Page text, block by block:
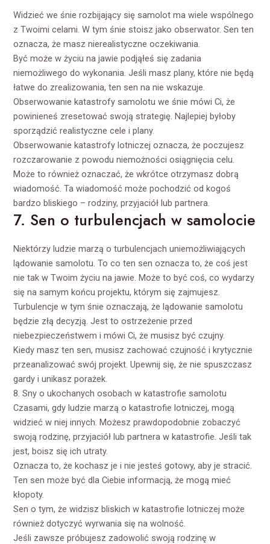
Widzieć we śnie rozbijający się samolot ma wiele wspólnego
z Twoimi celami. W tym śnie stoisz jako obserwator. Sen ten
oznacza, że masz nierealistyczne oczekiwania.
Być może w życiu na jawie podjąłeś się zadania
niemożliwego do wykonania. Jeśli masz plany, które nie będą
łatwe do zrealizowania, ten sen na nie wskazuje.
Obserwowanie katastrofy samolotu we śnie mówi Ci, że
powinieneś zresetować swoją strategię. Najlepiej byłoby
sporządzić realistyczne cele i plany.
Obserwowanie katastrofy lotniczej oznacza, że poczujesz
rozczarowanie z powodu niemożności osiągnięcia celu.
Może to również oznaczać, że wkrótce otrzymasz dobrą
wiadomość. Ta wiadomość może pochodzić od kogoś
bardzo bliskiego – rodziny, przyjaciół lub partnera.
7. Sen o turbulencjach w samolocie
Niektórzy ludzie marzą o turbulencjach uniemożliwiających
lądowanie samolotu. To co ten sen oznacza to, że coś jest
nie tak w Twoim życiu na jawie. Może to być coś, co wydarzy
się na samym końcu projektu, którym się zajmujesz.
Turbulencje w tym śnie oznaczają, że lądowanie samolotu
będzie złą decyzją. Jest to ostrzeżenie przed
niebezpieczeństwem i mówi Ci, że musisz być czujny.
Kiedy masz ten sen, musisz zachować czujność i krytycznie
przeanalizować swój projekt. Upewnij się, że nie spuszczasz
gardy i unikasz porażek.
8. Sny o ukochanych osobach w katastrofie samolotu
Czasami, gdy ludzie marzą o katastrofie lotniczej, mogą
widzieć w niej innych. Możesz prawdopodobnie zobaczyć
swoją rodzinę, przyjaciół lub partnera w katastrofie. Jeśli tak
jest, boisz się ich utraty.
Oznacza to, że kochasz je i nie jesteś gotowy, aby je stracić.
Ten sen może być dla Ciebie informacją, że mogą mieć
kłopoty.
Sen o tym, że widzisz bliskich w katastrofie lotniczej może
również dotyczyć wyrwania się na wolność.
Jeśli zawsze próbujesz zadowolić swoją rodzinę w